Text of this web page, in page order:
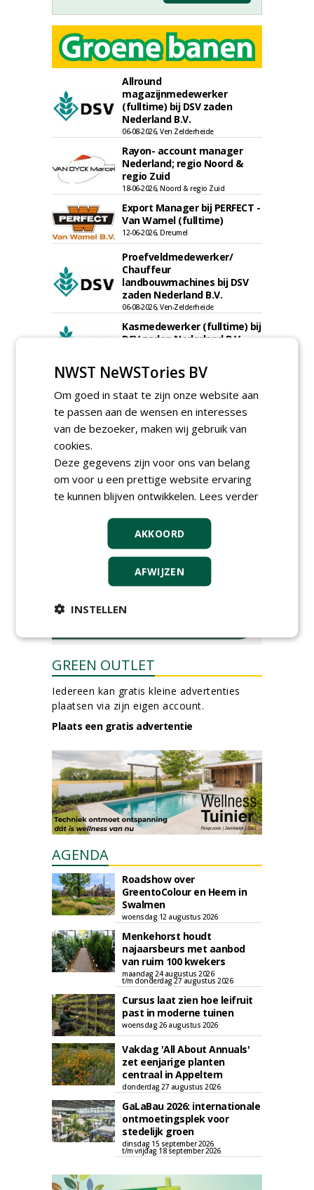
Allround
magazijnmedewerker
(fulltime) bij DSV zaden
Nederland B.V.
06-08-2026, Ven Zelderheide
Rayon- account manager
Nederland; regio Noord &
regio Zuid
18-06-2026, Noord & regio Zuid
Export Manager bij PERFECT -
Van Wamel (fulltime)
12-06-2026, Dreumel
Proefveldmedewerker/
Chauffeur
landbouwmachines bij DSV
zaden Nederland B.V.
06-08-2026, Ven-Zelderheide
Kasmedewerker (fulltime) bij
DSV zaden Nederland B.V.
Groeiplaats specialist bij
Boomtotaalzorg32-40 uur
30-07-2026, Schalkwijk
Boominspecteur bij
Boomtotaalzorg24-40 uur
Hoofdgreenkeeper (m/v)
Golfbaan KralingenOosthoek
groepRotterdam
meer Groene Banen
GREEN OUTLET
Iedereen kan gratis kleine advertenties
plaatsen via zijn eigen account.
Plaats een gratis advertentie
AGENDA
Roadshow over
GreentoColour en Heem in
Swalmen
woensdag 12 augustus 2026
Menkehorst houdt
najaarsbeurs met aanbod
van ruim 100 kwekers
maandag 24 augustus 2026
t/m donderdag 27 augustus 2026
Cursus laat zien hoe leifruit
past in moderne tuinen
woensdag 26 augustus 2026
Vakdag 'All About Annuals'
zet eenjarige planten
centraal in Appeltern
donderdag 27 augustus 2026
GaLaBau 2026: internationale
ontmoetingsplek voor
stedelijk groen
dinsdag 15 september 2026
t/m vrijdag 18 september 2026
NWST NeWSTories BV
Om goed in staat te zijn onze website aan
te passen aan de wensen en interesses
van de bezoeker, maken wij gebruik van
cookies.
Deze gegevens zijn voor ons van belang
om voor u een prettige website ervaring
te kunnen blijven ontwikkelen. Lees verder
AKKOORD
AFWIJZEN
INSTELLEN